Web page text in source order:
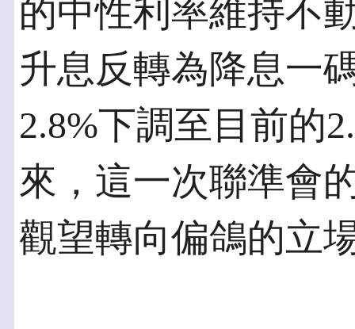
的中性利率維持不
升息反轉為降息一
2.8%下調至目前的
來，這一次聯準會
觀望轉向偏鴿的立